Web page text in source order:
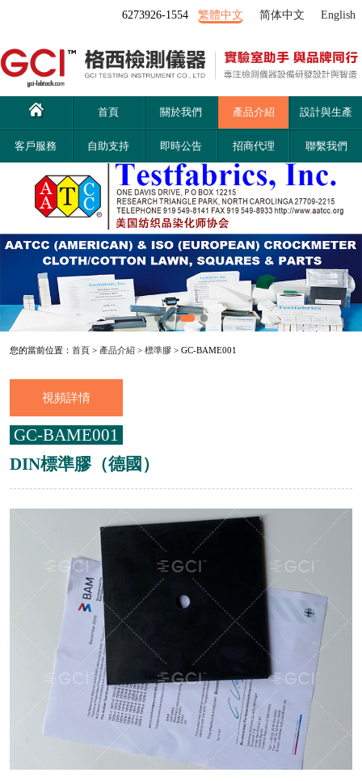
6273926-1554 繁體中文 简体中文 English
首頁 關於我們 產品介紹 設計與生產
客戶服務 自助支持 即時公告 招商代理 聯繫我們
您的當前位置： 首頁> 產品介紹> 標準膠> GC-BAME001
視頻詳情
GC-BAME001
DIN標準膠（德國）